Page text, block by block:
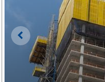
зручного
Left